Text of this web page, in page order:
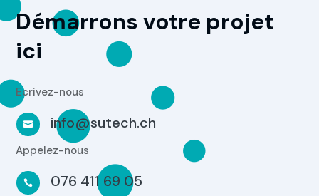
Démarrons votre projet
ici
Ecrivez-nous
 info@sutech.ch
Appelez-nous
 076 411 69 05